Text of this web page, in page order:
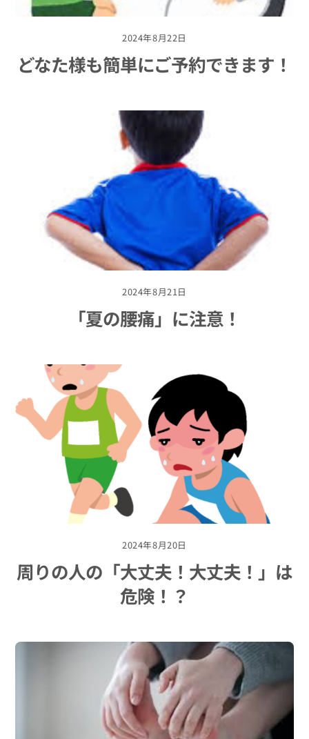
2024年8月22日
どなた様も簡単にご予約できます！
2024年8月21日
「夏の腰痛」に注意！
2024年8月20日
周りの人の「大丈夫！大丈夫！」は
危険！？